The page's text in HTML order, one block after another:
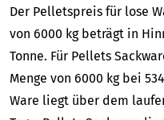
Der Pelletspreis für lose
von 6000 kg beträgt in
Tonne. Für Pellets
Menge von 6000 kg bei
Ware liegt über dem